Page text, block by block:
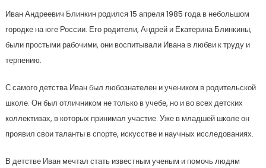
Иван Андреевич Блинкин родился 15 апреля 1985 года в небольшом
городке на юге России. Его родители, Андрей и Екатерина Блинкины,
были простыми рабочими, они воспитывали Ивана в любви к труду и
терпению.
С самого детства Иван был любознателен и учеником в родительской
школе. Он был отличником не только в учебе, но и во всех детских
коллективах, в которых принимал участие. Уже в младшей школе он
проявил свои таланты в спорте, искусстве и научных исследованиях.
В детстве Иван мечтал стать известным ученым и помочь людям